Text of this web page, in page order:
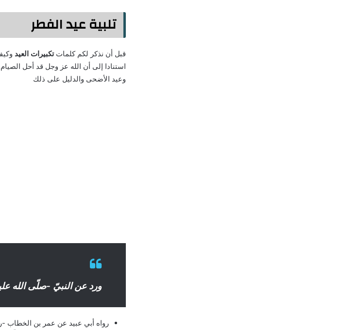
تلبية عيد الفطر
قبل أن نذكر لكم كلماتتكبيرات العيد
استنادا إلى أن الله عز وجل قد أحل
وعيد الأضحى والدليل على ذلك
ورد عن النبيّ -صلّى الله
رواه أبي عبيد عن عمر بن الخطاب